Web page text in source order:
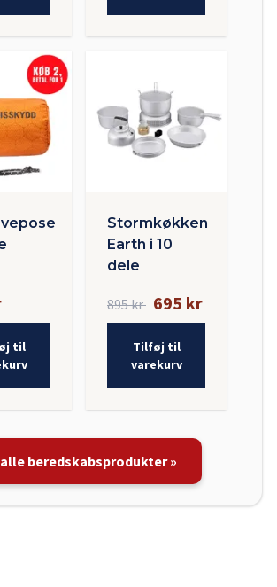
til
Stormkøkken
Earth i 10
dele
895 kr 695 kr
Tilføj til
varekurv
beredskabsprodukter »